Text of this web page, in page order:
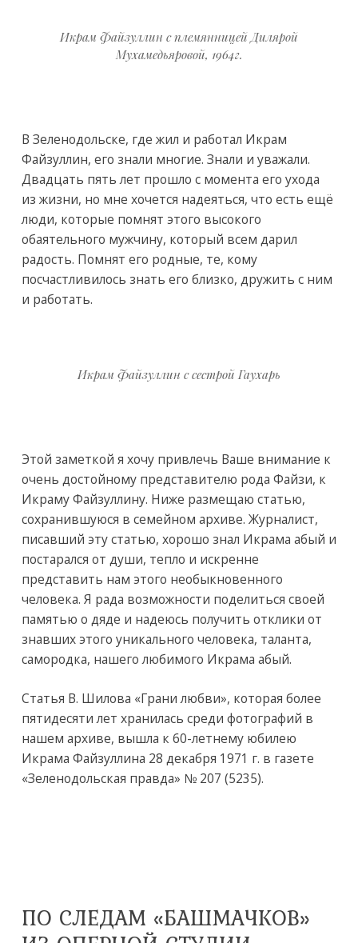
Икрам Файзуллин с племянницей Дилярой
Мухамедьяровой, 1964г.
В Зеленодольске, где жил и работал Икрам
Файзуллин, его знали многие. Знали и уважали.
Двадцать пять лет прошло с момента его ухода
из жизни, но мне хочется надеяться, что есть ещё
люди, которые помнят этого высокого
обаятельного мужчину, который всем дарил
радость. Помнят его родные, те, кому
посчастливилось знать его близко, дружить с ним
и работать.
Икрам Файзуллин с сестрой Гаухарь
Этой заметкой я хочу привлечь Ваше внимание к
очень достойному представителю рода Файзи, к
Икраму Файзуллину. Ниже размещаю статью,
сохранившуюся в семейном архиве. Журналист,
писавший эту статью, хорошо знал Икрама абый и
постарался от души, тепло и искренне
представить нам этого необыкновенного
человека. Я рада возможности поделиться своей
памятью о дяде и надеюсь получить отклики от
знавших этого уникального человека, таланта,
самородка, нашего любимого Икрама абый.
Статья В. Шилова «Грани любви», которая более
пятидесяти лет хранилась среди фотографий в
нашем архиве, вышла к 60-летнему юбилею
Икрама Файзуллина 28 декабря 1971 г. в газете
«Зеленодольская правда» № 207 (5235).
ПО СЛЕДАМ «БАШМАЧКОВ»